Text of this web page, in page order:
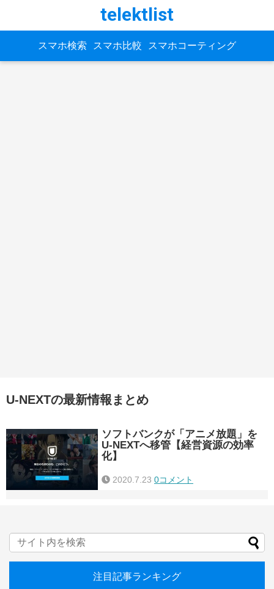
telektlist
スマホ検索 スマホ比較 スマホコーティング
U-NEXTの最新情報まとめ
ソフトバンクが「アニメ放題」を
U-NEXTへ移管【経営資源の効率
化】
2020.7.23 0コメント
注目記事ランキング